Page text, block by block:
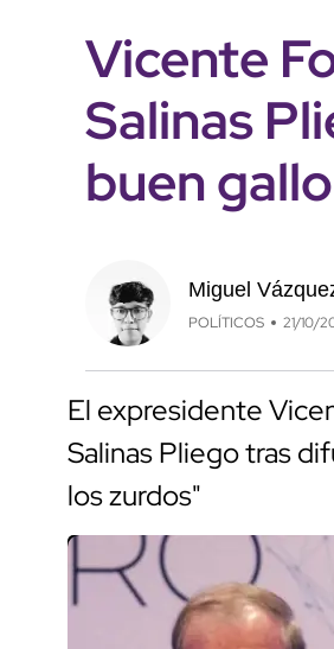
Vicente
Salinas
buen
Miguel
POLÍTICOS 21/10/
El expresidente
Salinas Pliego tras
los zurdos"